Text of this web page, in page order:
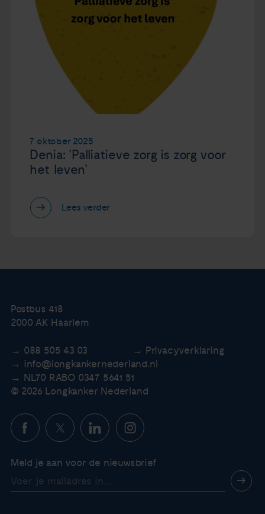
7 oktober 2025
Denia: 'Palliatieve zorg is zorg voor
het leven'
Lees verder
Postbus 418
2000 AK Haarlem
088 505 43 03
Privacyverklaring
info@longkankernederland.nl
NL70 RABO 0347 5641 51
© 2026 Longkanker Nederland
Meld je aan voor de nieuwsbrief